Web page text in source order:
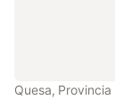
Quesa, Provincia